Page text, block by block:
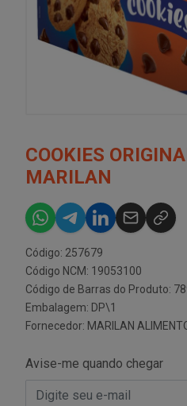
COOKIES
MARILAN
Código: 257679
Código NCM: 19053100
Código de Barras do Produto:
Embalagem: DP\1
Fornecedor: MARILAN
Avise-me quando chegar